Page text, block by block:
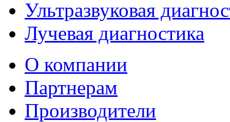
Ультразвуковая
Лучевая диагностика
О компании
Партнерам
Производители